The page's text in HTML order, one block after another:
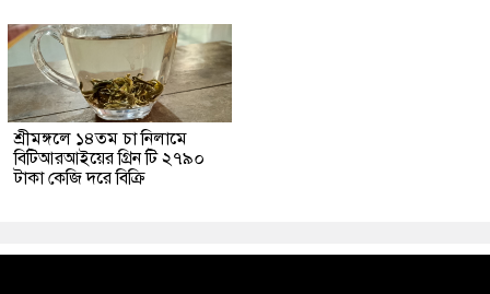
শ্রীমঙ্গলে ১৪তম চা নিলামে
বিটিআরআইয়ের গ্রিন টি ২৭৯০
টাকা কেজি দরে বিক্রি